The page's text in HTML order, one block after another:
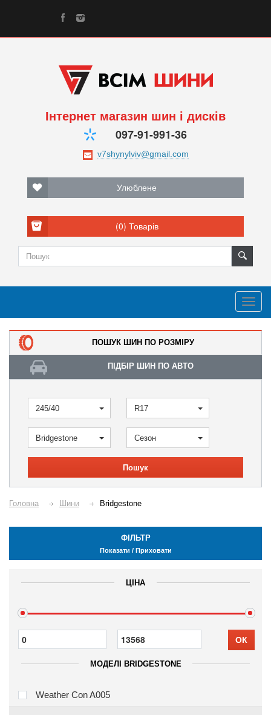
Інтернет магазин шин і дисків
097-91-991-36
Улюблене
(0) Товарів
ПОШУК ШИН ПО РОЗМІРУ
ПІДБІР ШИН ПО АВТО
245/40 R17
Bridgestone Сезон
Пошук
Головна Шини Bridgestone
ФІЛЬТР
Показати / Приховати
ЦІНА
ОК
МОДЕЛІ BRIDGESTONE
Weather Con A005